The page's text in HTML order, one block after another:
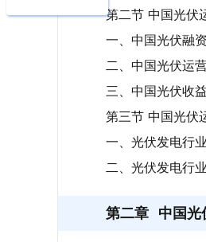
第二节 中国光伏
一、中国光伏融
二、中国光伏运
三、中国光伏收
第三节 中国光伏
一、光伏发电行
二、光伏发电行
第二章 中国光